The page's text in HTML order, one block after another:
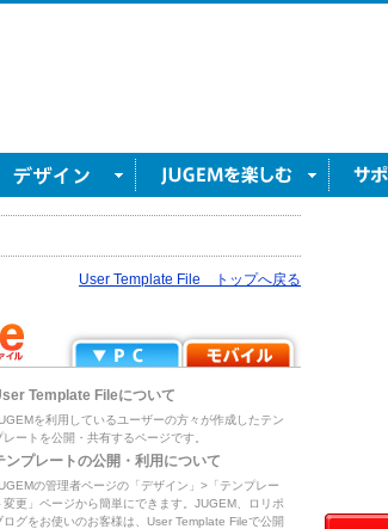
User Template File トップへ戻る
Template Fileについて
を利用しているユーザーの方々が作成したテン
レートを公開・共有するページです。
ンプレートの公開・利用について
の管理者ページの「デザイン」>「テンプレー
変更」ページから簡単にできます。JUGEM、ロリポ
ログをお使いのお客様は、User Template Fileで公開